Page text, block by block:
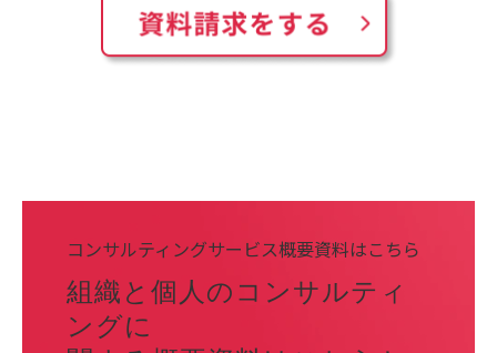
コンサルティングサービス概要資料はこちら
組織と個人のコンサルティ
ングに